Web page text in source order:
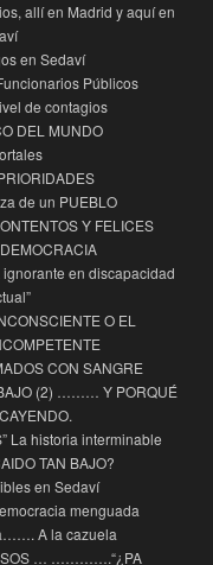
allí en Madrid y aquí en
en Sedaví
Públicos
de contagios
DEL MUNDO
de un PUEBLO
Y FELICES
en discapacidad
O EL
CON SANGRE
(2) ……… Y PORQUÉ
La historia interminable
TAN BAJO?
en Sedaví
menguada
A la cazuela
… ………….“¿PA